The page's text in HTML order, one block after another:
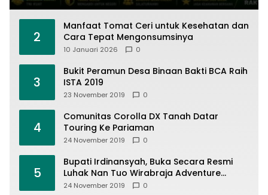
2
Manfaat Tomat Ceri untuk Kesehatan dan
Cara Tepat Mengonsumsinya
10 Januari 2026 0
3
Bukit Peramun Desa Binaan Bakti BCA Raih
ISTA 2019
23 November 2019 0
4
Comunitas Corolla DX Tanah Datar
Touring Ke Pariaman
24 November 2019 0
5
Bupati Irdinansyah, Buka Secara Resmi
Luhak Nan Tuo Wirabraja Adventure
Offroad 2019
24 November 2019 0